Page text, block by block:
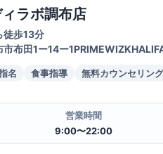
ラボ調布店
徒歩13分
市布田1ー14ー
名 食事指導 無料カウンセリング
営業時間
9:00〜22:00